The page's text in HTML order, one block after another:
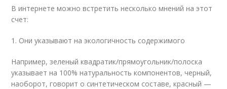
В интернете можно встретить несколько мнений на этот
счет:
1. Они указывают на экологичность содержимого
Например, зеленый квадратик/прямоугольник/полоска
указывает на 100% натуральность компонентов, черный,
наоборот, говорит о синтетическом составе, красный —